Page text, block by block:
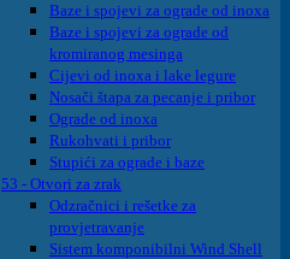
Baze i spojevi za ograde od inoxa
Baze i spojevi za ograde od
kromiranog mesinga
Cijevi od inoxa i lake legure
Nosači štapa za pecanje i pribor
Ograde od inoxa
Rukohvati i pribor
Stupići za ograde i baze
53 - Otvori za zrak
Odzračnici i rešetke za
provjetravanje
Sistem komponibilni Wind Shell